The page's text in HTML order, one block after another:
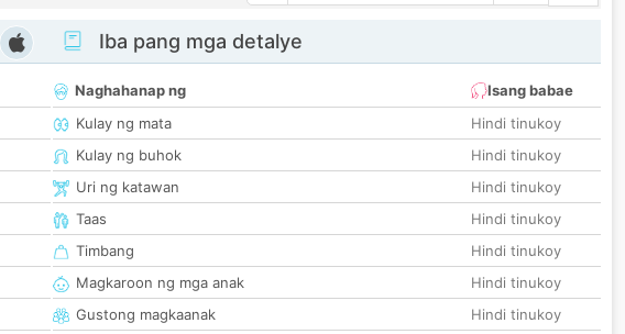
Iba pang mga detalye
Naghahanap ng
Isang babae
Kulay ng mata
Hindi tinukoy
Kulay ng buhok
Hindi tinukoy
Uri ng katawan
Hindi tinukoy
Taas
Hindi tinukoy
Timbang
Hindi tinukoy
Magkaroon ng mga anak
Hindi tinukoy
Gustong magkaanak
Hindi tinukoy